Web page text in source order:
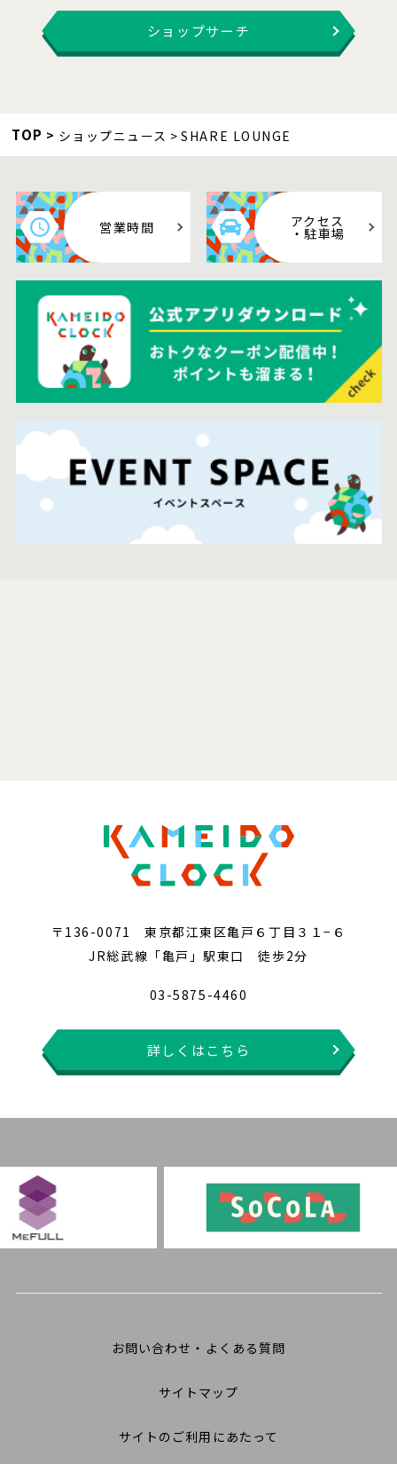
ショップサーチ
TOP ショップニュース SHARE LOUNGE
営業時間 アクセス
・駐車場
〒136-0071 東京都江東区亀戸６丁目３１−６
JR総武線「亀戸」駅東口 徒歩2分
03-5875-4460
詳しくはこちら
お問い合わせ・よくある質問
サイトマップ
サイトのご利用にあたって